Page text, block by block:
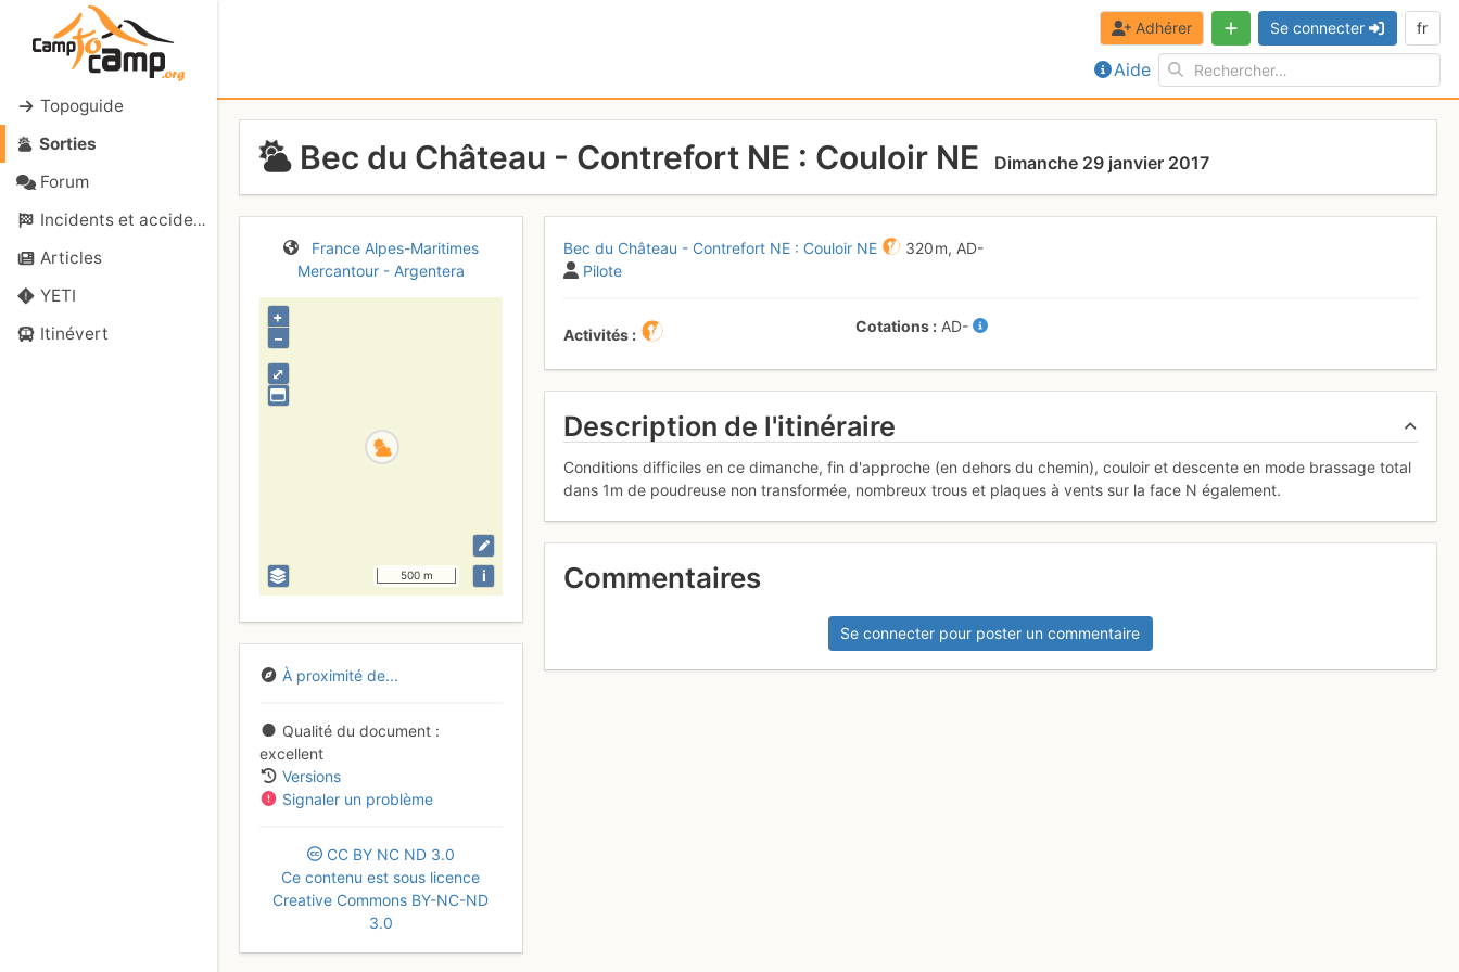
Topoguide
Sorties
Forum
Incidents et accidents
Articles
YETI
Itinévert
Aide
Adhérer Se connecter fr
Bec du Château - Contrefort NE : Couloir NE Dimanche 29 janvier 2017
France Alpes-Maritimes
Mercantour - Argentera
⤢
+
–
500 m i
À proximité de...
Qualité du document
excellent
Versions
Signaler un problème
CC BY NC ND 3.0
Ce contenu est sous licence
Creative Commons BY-NC-ND
3.0
Bec du Château - Contrefort NE : Couloir NE 320 m, AD-
Pilote
Activités Cotations AD-
Description de l'itinéraire
Conditions difficiles en ce dimanche, fin d'approche (en dehors du chemin), couloir et descente en mode brassage total
dans 1m de poudreuse non transformée, nombreux trous et plaques à vents sur la face N également.
Commentaires
Se connecter pour poster un commentaire